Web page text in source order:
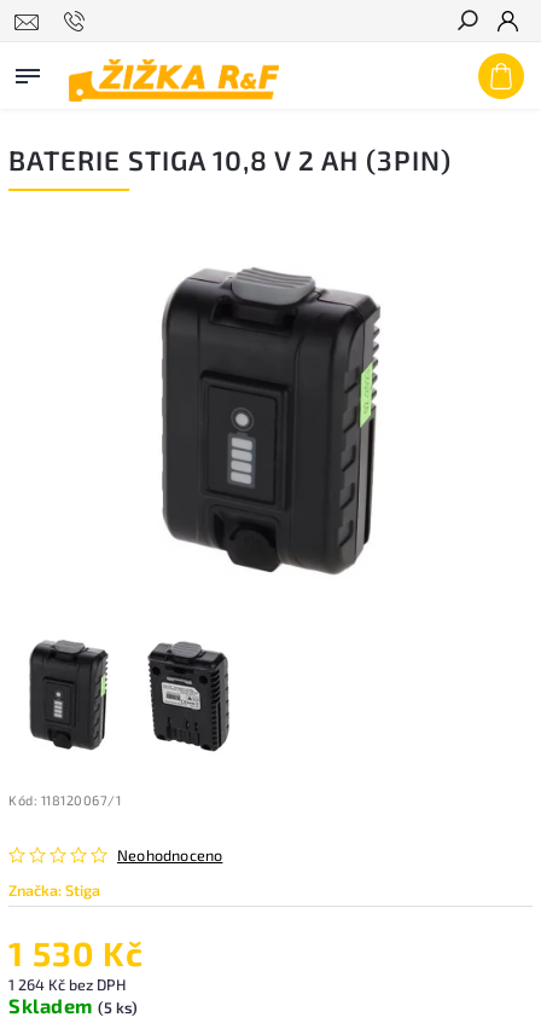
Hledat
BATERIE STIGA 10,8 V 2 AH (3PIN)
Kód: 118120067/1
Neohodnoceno
Značka:Stiga
1 530 Kč
1 264 Kč bez DPH
Skladem (5 ks)